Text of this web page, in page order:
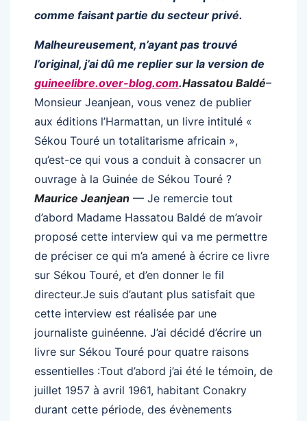
comme faisant partie du secteur privé.
Malheureusement, n’ayant pas trouvé
l’original, j’ai dû me replier sur la version de
guineelibre.over-blog.com.Hassatou Baldé–
Monsieur Jeanjean, vous venez de publier
aux éditions l’Harmattan, un livre intitulé «
Sékou Touré un totalitarisme africain »,
qu’est-ce qui vous a conduit à consacrer un
ouvrage à la Guinée de Sékou Touré ?
Maurice Jeanjean — Je remercie tout
d’abord Madame Hassatou Baldé de m’avoir
proposé cette interview qui va me permettre
de préciser ce qui m’a amené à écrire ce livre
sur Sékou Touré, et d’en donner le fil
directeur.Je suis d’autant plus satisfait que
cette interview est réalisée par une
journaliste guinéenne. J’ai décidé d’écrire un
livre sur Sékou Touré pour quatre raisons
essentielles :Tout d’abord j’ai été le témoin, de
juillet 1957 à avril 1961, habitant Conakry
durant cette période, des évènements